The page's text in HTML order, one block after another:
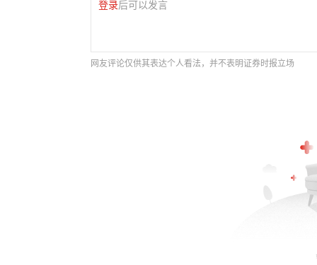
登录后可以发言
网友评论仅供其表达个人看法，并不表明证券时报立场